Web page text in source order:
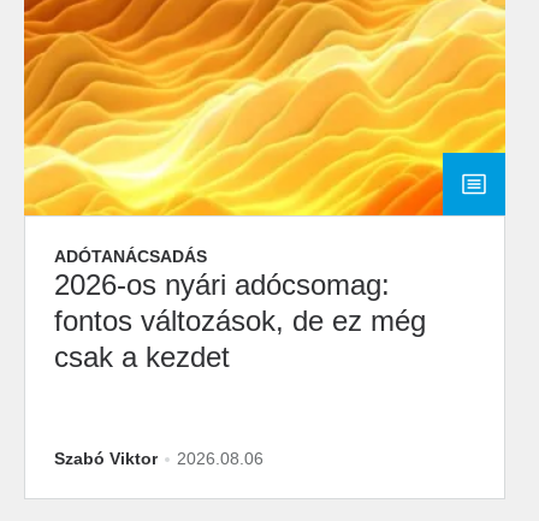
ADÓTANÁCSADÁS
2026-os nyári adócsomag:
fontos változások, de ez még
csak a kezdet
Szabó Viktor 2026.08.06